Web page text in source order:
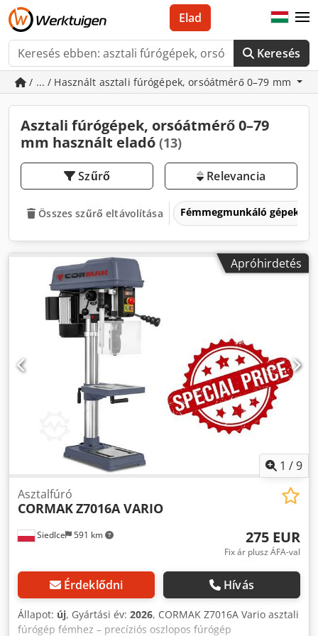
Keresés
Elad
/ ... / Használt asztali fúrógépek, orsóátmérő 0–79 mm
Asztali fúrógépek, orsóátmérő 0–79
mm használt eladó (13)
Szűrő Relevancia
Összes szűrő eltávolítása Fémmegmunkáló gépek és
Apróhirdetés
1 /9
Siedlce 591 km
Asztalfúró
CORMAKZ7016A VARIO
275 EUR
Fix ár plusz ÁFA-val
Érdeklődni Hívás
Állapot: új, Gyártási év: 2026, CORMAK Z7016A Vario asztali
fúrógép fémhez – precíziós oszlopos fúrógép